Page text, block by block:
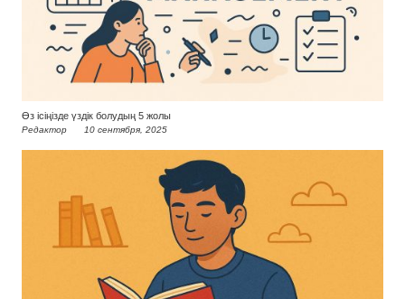
Өз ісіңізде үздік болудың 5 жолы
Редактор 10 сентября, 2025